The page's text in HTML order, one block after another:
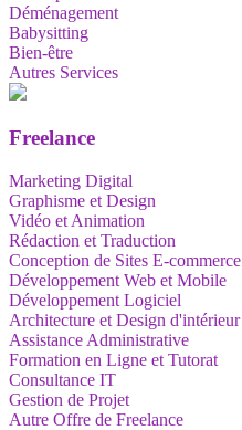
Déménagement
Babysitting
Bien-être
Autres Services
Freelance
Marketing Digital
Graphisme et Design
Vidéo et Animation
Rédaction et Traduction
Conception de Sites E-commerce
Développement Web et Mobile
Développement Logiciel
Architecture et Design d'intérieur
Assistance Administrative
Formation en Ligne et Tutorat
Consultance IT
Gestion de Projet
Autre Offre de Freelance